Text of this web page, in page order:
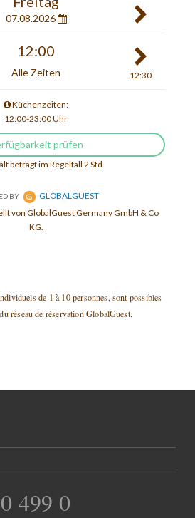
de 1 à 10 personnes, sont possibles
réseau de réservation GlobalGuest.
499 0